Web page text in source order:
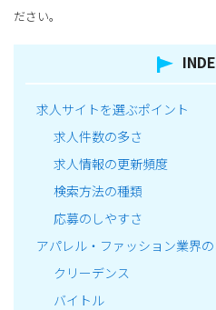
ださい。
求人サイトを選ぶポイント
求人件数の多さ
求人情報の更新頻度
検索方法の種類
応募のしやすさ
アパレル・ファッション業界
クリーデンス
バイトル